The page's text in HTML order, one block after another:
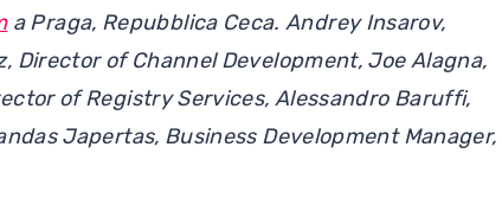
a Praga, Repubblica Ceca. Andrey Insarov,
Director of Channel Development, Joe Alagna,
of Registry Services, Alessandro Baruffi,
Japertas, Business Development Manager,